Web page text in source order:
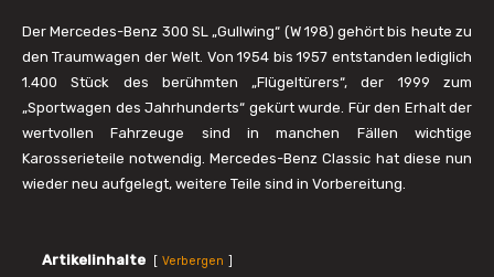
Der Mercedes-Benz 300 SL „Gullwing“ (W 198) gehört bis heute zu
den Traumwagen der Welt. Von 1954 bis 1957 entstanden lediglich
1.400 Stück des berühmten „Flügeltürers“, der 1999 zum
„Sportwagen des Jahrhunderts“ gekürt wurde. Für den Erhalt der
wertvollen Fahrzeuge sind in manchen Fällen wichtige
Karosserieteile notwendig. Mercedes-Benz Classic hat diese nun
wieder neu aufgelegt, weitere Teile sind in Vorbereitung.
Artikelinhalte Verbergen